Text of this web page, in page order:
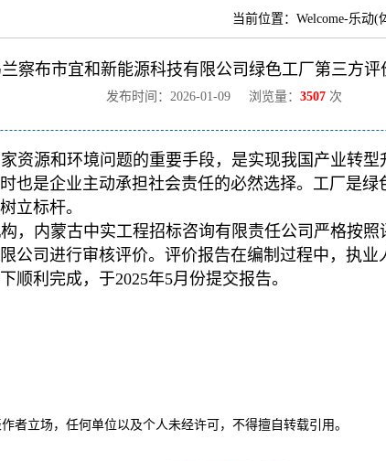
当前位置： Welcome-乐动(
察布市宜和新能源科技有限公司绿色工厂第三方评
发布时间：2026-01-09 浏览量： 3507 次
资源和环境问题的重要手段，是实现我国产业转
也是企业主动承担社会责任的必然选择。工厂是
立标杆。
，内蒙古中实工程招标咨询有限责任公司严格按
公司进行审核评价。评价报告在编制过程中，执
顺利完成，于2025年5月份提交报告。
者立场，任何单位以及个人未经许可，不得擅自转载引用。